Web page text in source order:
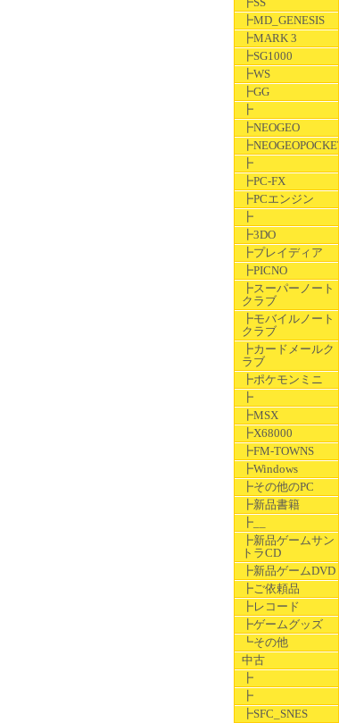
┣MD_GENESIS
┣MARK 3
┣SG1000
┣WS
┣GG
┣
┣NEOGEO
┣NEOGEOPOCKET
┣
┣PC-FX
┣PCエンジン
┣
┣3DO
┣プレイディア
┣PICNO
┣スーパーノート
クラブ
┣モバイルノート
クラブ
┣カードメールク
ラブ
┣ポケモンミニ
┣
┣MSX
┣X68000
┣FM-TOWNS
┣Windows
┣その他のPC
┣新品書籍
┣__
┣新品ゲームサン
トラCD
┣新品ゲームDVD
┣ご依頼品
┣レコード
┣ゲームグッズ
┗その他
中古
┣
┣
┣SFC_SNES